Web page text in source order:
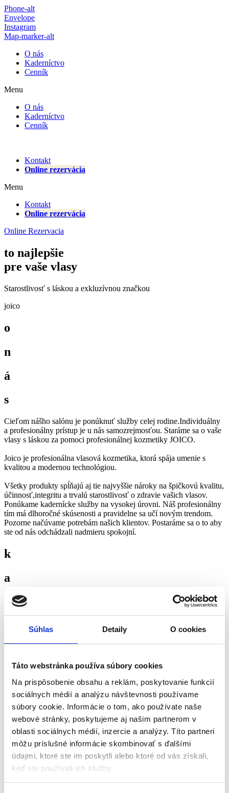
Súhlas Detaily O cookies
Táto webstránka používa súbory cookies
Na prispôsobenie obsahu a reklám, poskytovanie funkcií
sociálnych médií a analýzu návštevnosti používame
súbory cookie. Informácie o tom, ako používate naše
webové stránky, poskytujeme aj našim partnerom v
oblasti sociálnych médií, inzercie a analýzy. Títo partneri
môžu príslušné informácie skombinovať s ďalšími
údajmi, ktoré ste im poskytli alebo ktoré od vás získali,
keď ste používali ich služby.
Phone-alt
Envelope
Instagram
Map-marker-alt
O nás
Kaderníctvo
Cenník
Menu
O nás
Kaderníctvo
Cenník
Kontakt
Online rezervácia
Menu
Kontakt
Online rezervácia
Online Rezervacia
to najlepšie
pre vaše vlasy
Starostlivosť s láskou a exkluzívnou značkou
joico
o
n
á
s
Cieľom nášho salónu je ponúknuť služby celej rodine.Individuálny
a profesionálny prístup je u nás samozrejmosťou. Staráme sa o vaše
vlasy s láskou za pomoci profesionálnej kozmetiky JOICO.
Joico je profesionálna vlasová kozmetika, ktorá spája umenie s
kvalitou a modernou technológiou.
Všetky produkty spĺňajú aj tie najvyššie nároky na špičkovú kvalitu,
účinnosť,integritu a trvalú starostlivosť o zdravie vašich vlasov.
Ponúkame kadernícke služby na vysokej úrovni. Náš profesionálny
tím má dlhoročné skúsenosti a pravidelne sa učí novým trendom.
Pozorne načúvame potrebám našich klientov. Postaráme sa o to aby
ste od nás odchádzali nadmieru spokojní.
k
a